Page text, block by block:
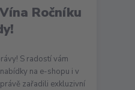
Ročníku
S radostí vám
na e-shopu i v
zařadili exkluzivní